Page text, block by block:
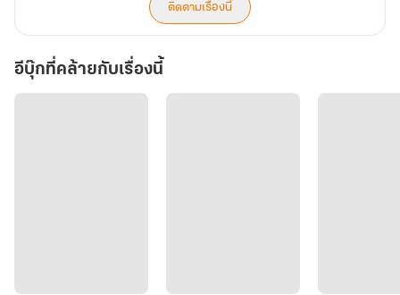
ติดตามเรื่องนี้
อีบุ๊กที่คล้ายกับเรื่องนี้